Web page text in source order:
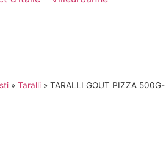
» Taralli » TARALLI GOUT PIZZA 500G-